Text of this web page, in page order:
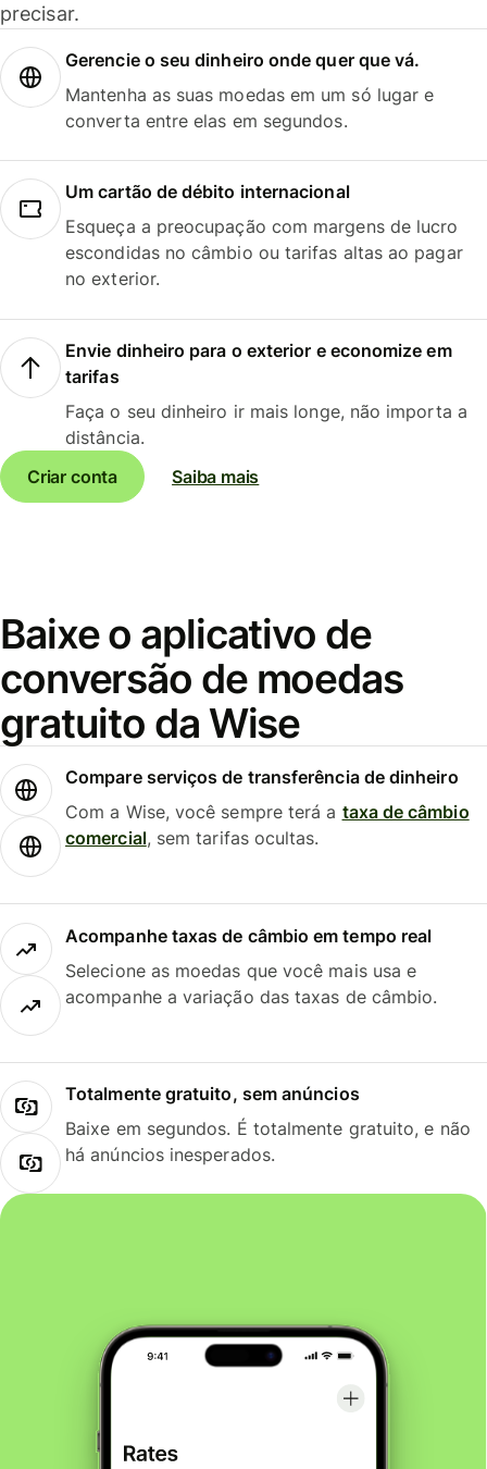
precisar.
Gerencie o seu dinheiro onde quer que vá.
Mantenha as suas moedas em um só lugar e
converta entre elas em segundos.
Um cartão de débito internacional
Esqueça a preocupação com margens de lucro
escondidas no câmbio ou tarifas altas ao pagar
no exterior.
Envie dinheiro para o exterior e economize em
tarifas
Faça o seu dinheiro ir mais longe, não importa a
distância.
Criar conta
Saiba mais
Baixe o aplicativo de
conversão de moedas
gratuito da Wise
Compare serviços de transferência de dinheiro
Com a Wise, você sempre terá a taxa de câmbio
comercial, sem tarifas ocultas.
Acompanhe taxas de câmbio em tempo real
Selecione as moedas que você mais usa e
acompanhe a variação das taxas de câmbio.
Totalmente gratuito, sem anúncios
Baixe em segundos. É totalmente gratuito, e não
há anúncios inesperados.